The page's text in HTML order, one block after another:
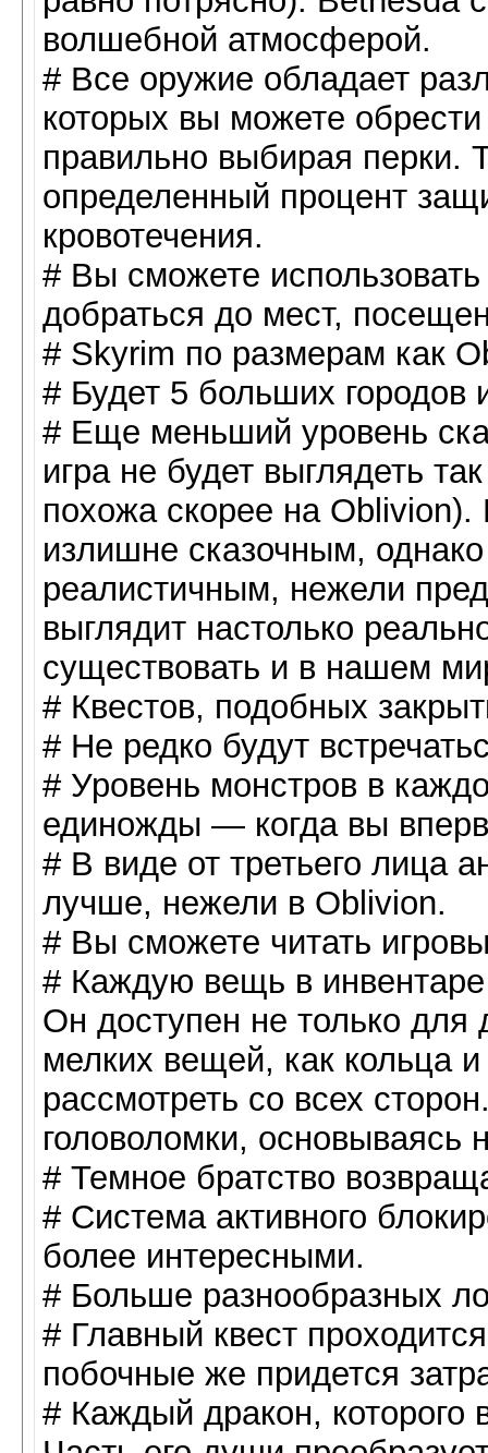
волшебной атмосферой.
# Все оружие обладает
которых вы можете
правильно выбирая перки.
определенный процент
кровотечения.
# Вы сможете
добраться до мест,
# Skyrim по размерам как
# Будет 5 больших городов
# Еще меньший уровень
игра не будет выглядеть
похожа скорее на
излишне сказочным,
реалистичным, нежели
выглядит настолько
существовать и в нашем
# Квестов, подобных
# Не редко будут
# Уровень монстров в
единожды — когда вы
# В виде от третьего лица
лучше, нежели в Oblivion.
# Вы сможете читать
# Каждую вещь в
Он доступен не только для
мелких вещей, как кольца
рассмотреть со всех
головоломки,
# Темное братство
# Система активного
более интересными.
# Больше разнообразных
# Главный квест
побочные же придется
# Каждый дракон, которого